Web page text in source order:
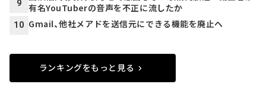
9
有名YouTuberの音声を不正に流したか
10 Gmail、他社メアドを送信元にできる機能を廃止へ
ランキングをもっと見る